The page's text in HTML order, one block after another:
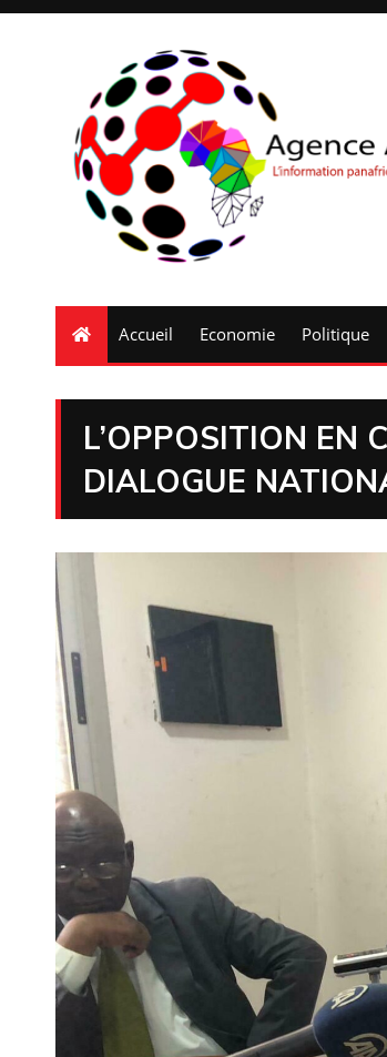
Accueil Economie Politique
L’OPPOSITION EN
DIALOGUE